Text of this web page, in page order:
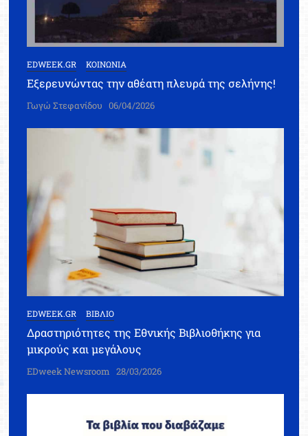
EDWEEK.GR ΚΟΙΝΩΝΙΑ
Εξερευνώντας την αθέατη πλευρά της σελήνης!
Γωγώ Στεφανίδου 06/04/2026
EDWEEK.GR ΒΙΒΛΙΟ
Δραστηριότητες της Εθνικής Βιβλιοθήκης για
μικρούς και μεγάλους
EDweek Newsroom 28/03/2026